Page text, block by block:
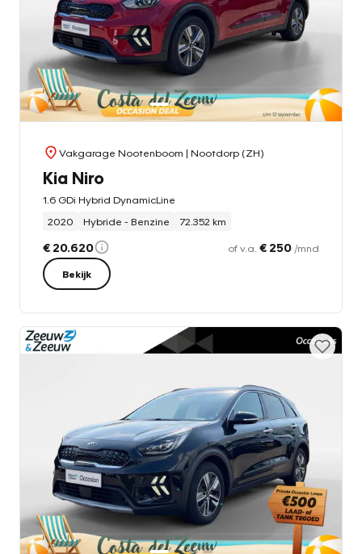
Vakgarage Nootenboom | Nootdorp (ZH)
Kia Niro
1.6 GDi Hybrid DynamicLine
2020
Hybride - Benzine 72.352 km
€ 20.620 of v.a. € 250 /mnd
Bekijk